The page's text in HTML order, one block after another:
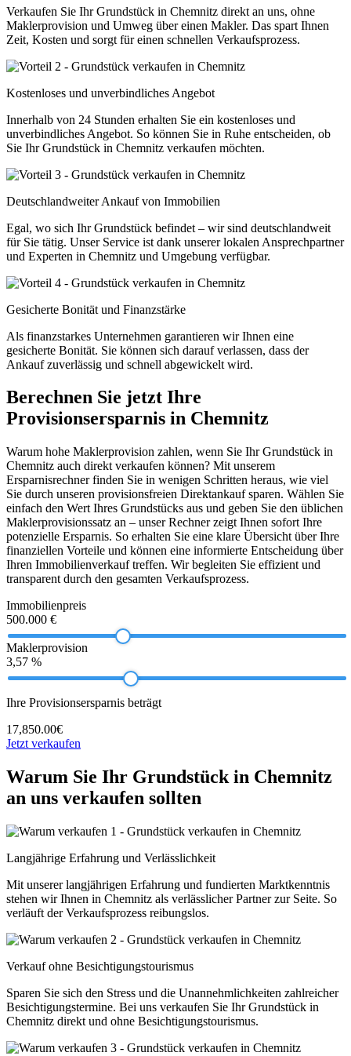
Verkaufen Sie Ihr Grundstück in Chemnitz direkt an uns, ohne
Maklerprovision und Umweg über einen Makler. Das spart Ihnen
Zeit, Kosten und sorgt für einen schnellen Verkaufsprozess.
Kostenloses und unverbindliches Angebot
Innerhalb von 24 Stunden erhalten Sie ein kostenloses und
unverbindliches Angebot. So können Sie in Ruhe entscheiden, ob
Sie Ihr Grundstück in Chemnitz verkaufen möchten.
Deutschlandweiter Ankauf von Immobilien
Egal, wo sich Ihr Grundstück befindet – wir sind deutschlandweit
für Sie tätig. Unser Service ist dank unserer lokalen Ansprechpartner
und Experten in Chemnitz und Umgebung verfügbar.
Gesicherte Bonität und Finanzstärke
Als finanzstarkes Unternehmen garantieren wir Ihnen eine
gesicherte Bonität. Sie können sich darauf verlassen, dass der
Ankauf zuverlässig und schnell abgewickelt wird.
Berechnen Sie jetzt Ihre
Provisionsersparnis in Chemnitz
Warum hohe Maklerprovision zahlen, wenn Sie Ihr Grundstück in
Chemnitz auch direkt verkaufen können? Mit unserem
Ersparnisrechner finden Sie in wenigen Schritten heraus, wie viel
Sie durch unseren provisionsfreien Direktankauf sparen. Wählen Sie
einfach den Wert Ihres Grundstücks aus und geben Sie den üblichen
Maklerprovisionssatz an – unser Rechner zeigt Ihnen sofort Ihre
potenzielle Ersparnis. So erhalten Sie eine klare Übersicht über Ihre
finanziellen Vorteile und können eine informierte Entscheidung über
Ihren Immobilienverkauf treffen. Wir begleiten Sie effizient und
transparent durch den gesamten Verkaufsprozess.
Immobilienpreis
500.000 €
Maklerprovision
3,57 %
Ihre Provisionsersparnis beträgt
17,850.00€
Jetzt verkaufen
Warum Sie Ihr Grundstück in Chemnitz
an uns verkaufen sollten
Langjährige Erfahrung und Verlässlichkeit
Mit unserer langjährigen Erfahrung und fundierten Marktkenntnis
stehen wir Ihnen in Chemnitz als verlässlicher Partner zur Seite. So
verläuft der Verkaufsprozess reibungslos.
Verkauf ohne Besichtigungstourismus
Sparen Sie sich den Stress und die Unannehmlichkeiten zahlreicher
Besichtigungstermine. Bei uns verkaufen Sie Ihr Grundstück in
Chemnitz direkt und ohne Besichtigungstourismus.